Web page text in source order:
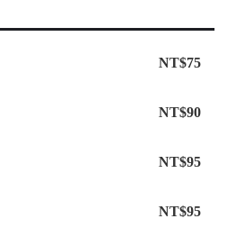
NT$75
NT$90
NT$95
NT$95